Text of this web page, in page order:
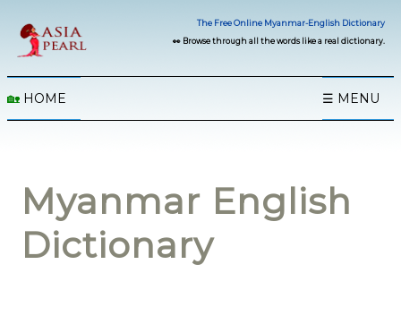
The Free Online Myanmar-English Dictionary
👀 Browse through all the words like a real dictionary.
🏡 HOME ☰ MENU
Myanmar English
Dictionary